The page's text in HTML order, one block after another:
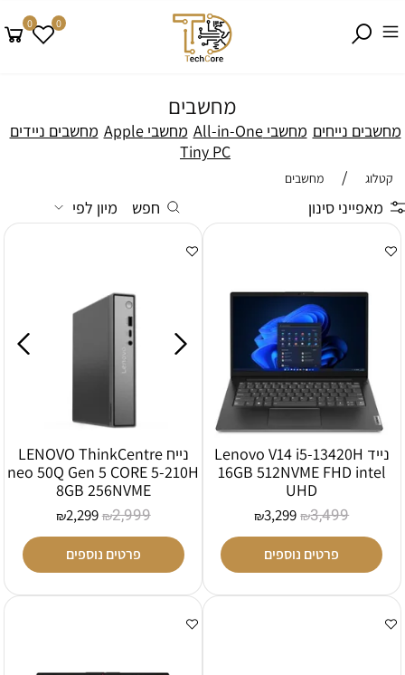
0 0
מחשבים
מחשבים נייחים מחשבי All-in-One מחשבי Apple
מחשבים ניידים
Tiny PC
קטלוג / מחשבים
מאפייני סינון חפש מיון לפי
נייד Lenovo V14 i5-13420H
16GB 512NVME FHD intel
UHD
₪3,499
₪3,299
פרטים נוספים
נייח LENOVO ThinkCentre
neo 50Q Gen 5 CORE 5-210H
8GB 256NVME
₪2,999
₪2,299
פרטים נוספים